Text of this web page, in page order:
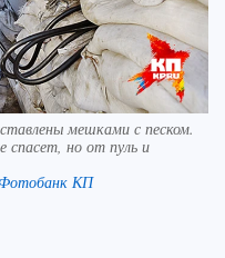
мешками с песком.
спасет, но от пуль и
КП